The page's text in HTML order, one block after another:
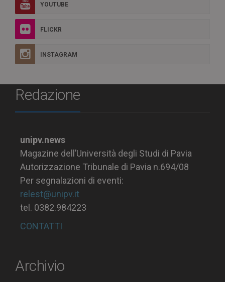
YOUTUBE
FLICKR
INSTAGRAM
Redazione
unipv.news
Magazine dell’Università degli Studi di Pavia
Autorizzazione Tribunale di Pavia n.694/08
Per segnalazioni di eventi:
relest@unipv.it
tel. 0382.984223
CONTATTI
Archivio